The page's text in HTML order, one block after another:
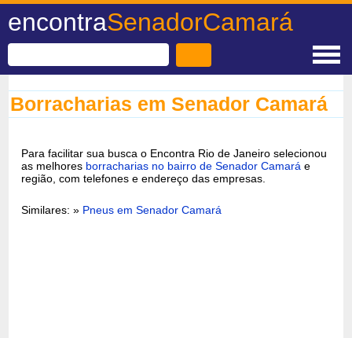
encontraSenadorCamará
Borracharias em Senador Camará
Para facilitar sua busca o Encontra Rio de Janeiro selecionou
as melhores borracharias no bairro de Senador Camará e
região, com telefones e endereço das empresas.
Similares: » Pneus em Senador Camará